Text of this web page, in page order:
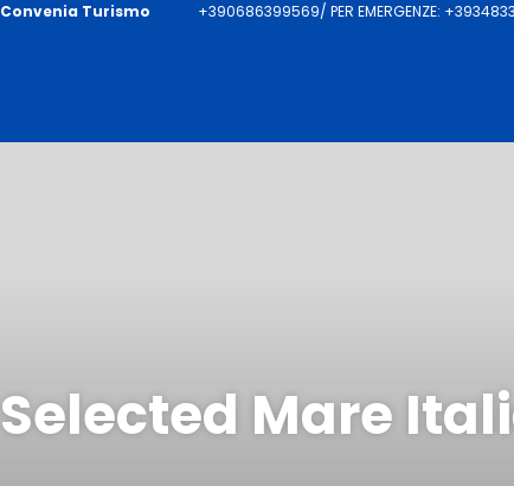
Convenia Turismo +390686399569/ PER EMERGENZE:
Selected Mare